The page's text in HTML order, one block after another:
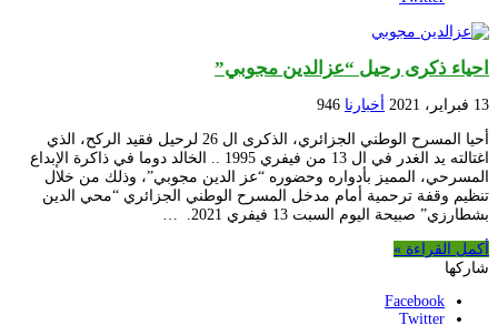
احياء ذكرى رحيل “عزالدين مجوبي”
13 فبراير، 2021 أخبارنا 946
أحيا المسرح الوطني الجزائري، الذكرى ال 26 لرحيل فقيد الركح، الذي
اغتالته يد الغدر في ال 13 من فيفري 1995 .. الخالد دوما في ذاكرة الإبداع
المسرحي، المميز بأدواره وحضوره “عز الدين مجوبي”، وذلك من خلال
تنظيم وقفة ترحمية أمام مدخل المسرح الوطني الجزائري “محي الدين
بشطارزي” صبيحة اليوم السبت 13 فيفري 2021. …
أكمل القراءة »
شاركها
Facebook
Twitter